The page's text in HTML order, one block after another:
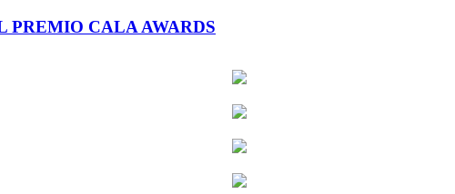
PREMIO CALA AWARDS